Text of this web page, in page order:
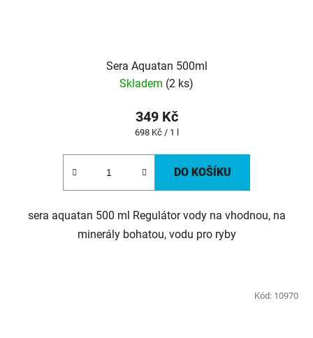
Sera Aquatan 500ml
Skladem (2 ks)
349 Kč
Měrná
698 Kč / 1 l
DO KOŠÍKU
sera aquatan 500 ml Regulátor vody na vhodnou, na
minerály bohatou, vodu pro ryby
Kód: 10970